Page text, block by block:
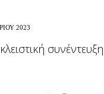
2023
συνέντευξη